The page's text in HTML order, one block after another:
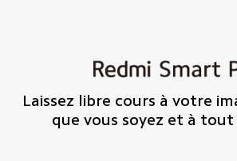
Laissez libre cours à votre
que vous soyez et à tout